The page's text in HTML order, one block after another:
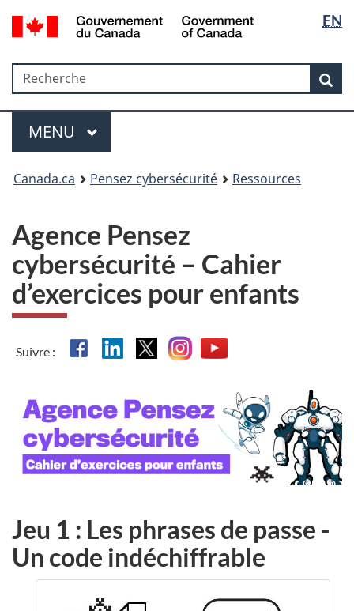
Passer
au
Passer
à
sujet
du
Passer
à
HTML
simplifiée
la
langue
EN
Government
Gouvernement
du
Recherche
Recherche
Menu
MAIN
MENU
Canada.ca Pensez cybersécurité Ressources
Agence Pensez
cybersécurité – Cahier
d’exercices pour enfants
Suivre : Facebook
Linkedin
X Instagram
YouTube
Jeu 1 : Les phrases de passe -
Un code indéchiffrable